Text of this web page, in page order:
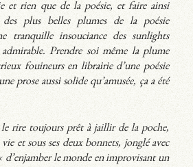
et rien que de la poésie, et faire ainsi
plus belles plumes de la poésie
tranquille insouciance des sunlights
admirable. Prendre soi même la plume
fouineurs en librairie d’une poésie
prose aussi solide qu’amusée, ça a été
rire toujours prêt à jaillir de la poche,
et sous ses deux bonnets, jonglé avec
le monde en improvisant un